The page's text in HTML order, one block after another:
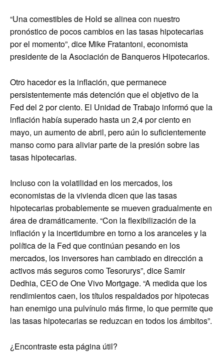
“Una comestibles de Hold se alinea con nuestro
pronóstico de pocos cambios en las tasas hipotecarias
por el momento”, dice Mike Fratantoni, economista
presidente de la Asociación de Banqueros Hipotecarios.
Otro hacedor es la inflación, que permanece
persistentemente más detención que el objetivo de la
Fed del 2 por ciento. El Unidad de Trabajo informó que la
inflación había superado hasta un 2,4 por ciento en
mayo, un aumento de abril, pero aún lo suficientemente
manso como para aliviar parte de la presión sobre las
tasas hipotecarias.
Incluso con la volatilidad en los mercados, los
economistas de la vivienda dicen que las tasas
hipotecarias probablemente se mueven gradualmente en
área de dramáticamente. “Con la flexibilización de la
inflación y la incertidumbre en torno a los aranceles y la
política de la Fed que continúan pesando en los
mercados, los inversores han cambiado en dirección a
activos más seguros como Tesorurys”, dice Samir
Dedhia, CEO de One Vivo Mortgage. “A medida que los
rendimientos caen, los títulos respaldados por hipotecas
han enemigo una pulvínulo más firme, lo que permite que
las tasas hipotecarias se reduzcan en todos los ámbitos”.
¿Encontraste esta página útil?